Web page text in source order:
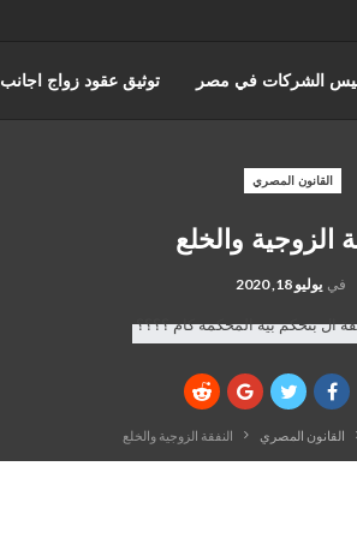
الشركات في مصر توثيق عقود زواج اجانب
قضايا مجلس الدوله والقضاء الاداري
القانون المصري
الزوجية والخلع
في يوليو 18, 2020
القانون المصري النفقة الزوجية والخلع